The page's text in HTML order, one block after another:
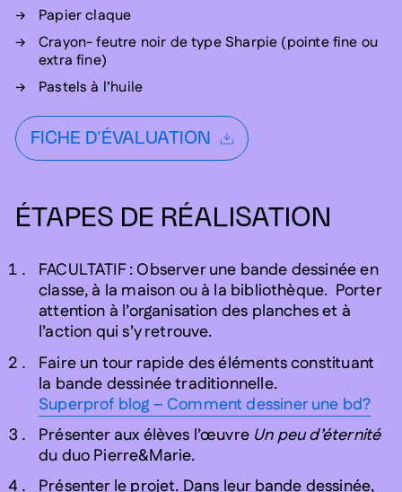
Papier claque
Crayon- feutre noir de type Sharpie (pointe fine ou
extra fine)
Pastels à l’huile
FICHE D'ÉVALUATION
ÉTAPES DE RÉALISATION
FACULTATIF : Observer une bande dessinée en
classe, à la maison ou à la bibliothèque. Porter
attention à l’organisation des planches et à
l’action qui s’y retrouve.
Faire un tour rapide des éléments constituant
la bande dessinée traditionnelle.
Superprof blog – Comment dessiner une bd?
Présenter aux élèves l’œuvre Un peu d’éternité
du duo Pierre&Marie.
Présenter le projet. Dans leur bande dessinée,